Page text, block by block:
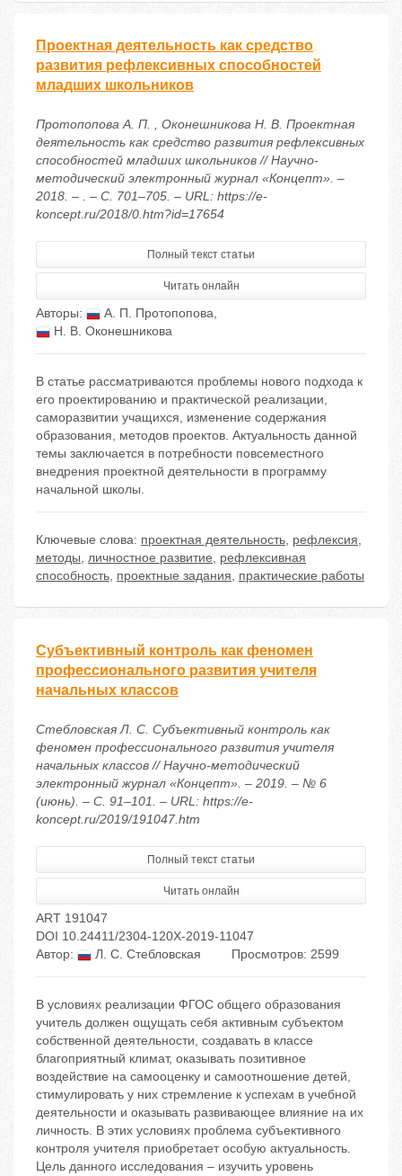
Проектная деятельность как средство
развития рефлексивных способностей
младших школьников
Протопопова А. П. , Оконешникова Н. В. Проектная
деятельность как средство развития рефлексивных
способностей младших школьников // Научно-
методический электронный журнал «Концепт». –
2018. – . – С. 701–705. – URL: https://e-
koncept.ru/2018/0.htm?id=17654
Полный текст статьи
Читать онлайн
Авторы: А. П. Протопопова,
Н. В. Оконешникова
В статье рассматриваются проблемы нового подхода к
его проектированию и практической реализации,
саморазвитии учащихся, изменение содержания
образования, методов проектов. Актуальность данной
темы заключается в потребности повсеместного
внедрения проектной деятельности в программу
начальной школы.
Ключевые слова: проектная деятельность, рефлексия,
методы, личностное развитие, рефлексивная
способность, проектные задания, практические работы
Субъективный контроль как феномен
профессионального развития учителя
начальных классов
Стебловская Л. С. Субъективный контроль как
феномен профессионального развития учителя
начальных классов // Научно-методический
электронный журнал «Концепт». – 2019. – № 6
(июнь). – С. 91–101. – URL: https://e-
koncept.ru/2019/191047.htm
Полный текст статьи
Читать онлайн
ART 191047
DOI 10.24411/2304-120X-2019-11047
Автор:
Л. С. Стебловская Просмотров: 2599
В условиях реализации ФГОС общего образования
учитель должен ощущать себя активным субъектом
собственной деятельности, создавать в классе
благоприятный климат, оказывать позитивное
воздействие на самооценку и самоотношение детей,
стимулировать у них стремление к успехам в учебной
деятельности и оказывать развивающее влияние на их
личность. В этих условиях проблема субъективного
контроля учителя приобретает особую актуальность.
Цель данного исследования – изучить уровень